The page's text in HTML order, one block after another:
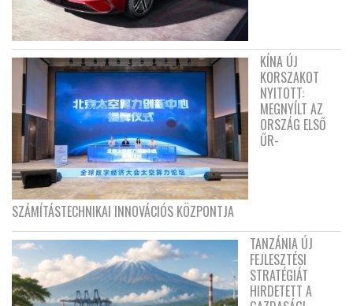
KÍNA ÚJ
KORSZAKOT
NYITOTT:
MEGNYÍLT AZ
ORSZÁG ELSŐ
ŰR-
SZÁMÍTÁSTECHNIKAI INNOVÁCIÓS KÖZPONTJA
TANZÁNIA ÚJ
FEJLESZTÉSI
STRATÉGIÁT
HIRDETETT A